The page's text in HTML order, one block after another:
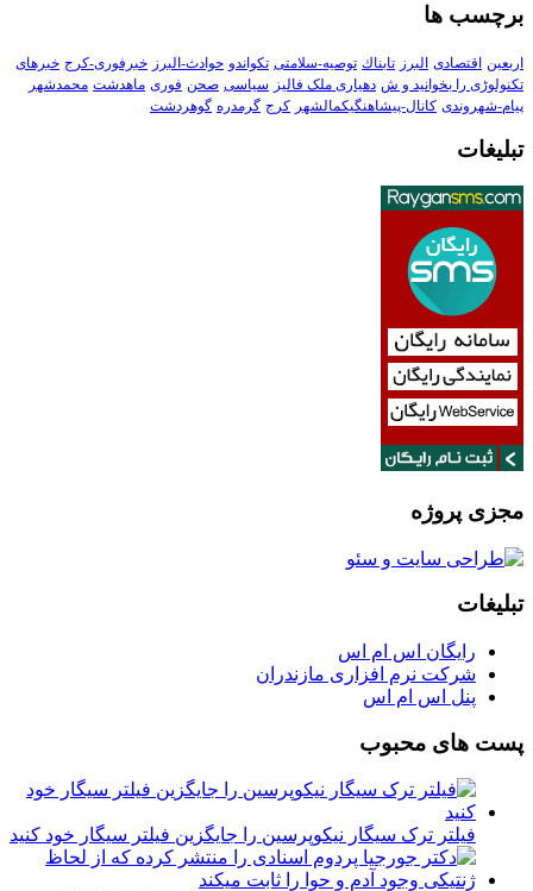
برچسب ها
اربعین اقتصادی البرز تابناك توصیه-سلامتی تکواندو حوادث-البرز خبرفوری-کرج خبرهای
تکنولوڑی را بخوانید و ش دهیاری ملک فالیز سیاسی صحن فوری ماهدشت محمدشهر
پیام-شهروندی کانال-پیشاهنگیکمالشهر کرج گرمدره گوهردشت
تبلیغات
مجزی پروژه
تبلیغات
رایگان اس ام اس
شرکت نرم افزاری مازندران
پنل اس ام اس
پست های محبوب
فیلتر ترک سیگار نیکوپرسین را جایگزین فیلتر سیگار خود کنید